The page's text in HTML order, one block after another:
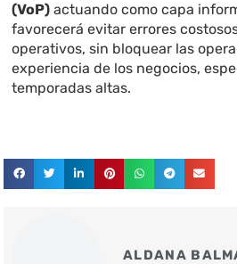
(VoP) actuando como capa
favorecerá evitar errores
operativos, sin bloquear las
experiencia de los negocios,
temporadas altas.
ALDANA